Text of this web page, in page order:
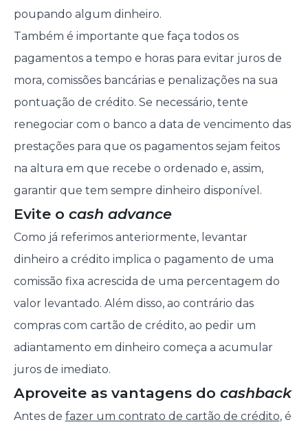
poupando algum dinheiro.
Também é importante que faça todos os
pagamentos a tempo e horas para evitar juros de
mora, comissões bancárias e penalizações na sua
pontuação de crédito. Se necessário, tente
renegociar com o banco a data de vencimento das
prestações para que os pagamentos sejam feitos
na altura em que recebe o ordenado e, assim,
garantir que tem sempre dinheiro disponível.
Evite o cash advance
Como já referimos anteriormente, levantar
dinheiro a crédito implica o pagamento de uma
comissão fixa acrescida de uma percentagem do
valor levantado. Além disso, ao contrário das
compras com cartão de crédito, ao pedir um
adiantamento em dinheiro começa a acumular
juros de imediato.
Aproveite as vantagens do cashback
Antes de fazer um contrato de cartão de crédito, é